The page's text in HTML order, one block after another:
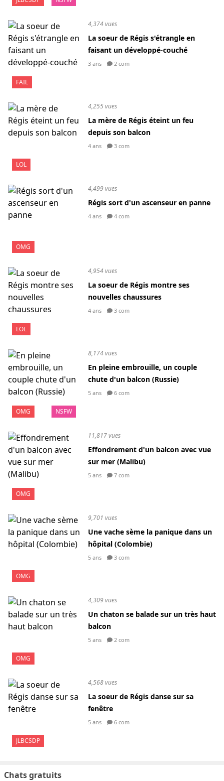
FAIL
4,374 vues
La soeur de Régis s'étrangle en
faisant un développé-couché
3 ans 2 com
LOL
4,255 vues
La mère de Régis éteint un feu
depuis son balcon
4 ans 3 com
OMG
4,499 vues
Régis sort d'un ascenseur en panne
4 ans 4 com
LOL
4,954 vues
La soeur de Régis montre ses
nouvelles chaussures
4 ans 3 com
OMG NSFW
8,174 vues
En pleine embrouille, un couple
chute d'un balcon (Russie)
5 ans 6 com
OMG
11,817 vues
Effondrement d'un balcon avec vue
sur mer (Malibu)
5 ans 7 com
OMG
9,701 vues
Une vache sème la panique dans un
hôpital (Colombie)
5 ans 3 com
OMG
4,309 vues
Un chaton se balade sur un très haut
balcon
5 ans 2 com
JLBCSDP
4,568 vues
La soeur de Régis danse sur sa
fenêtre
5 ans 6 com
Chats gratuits